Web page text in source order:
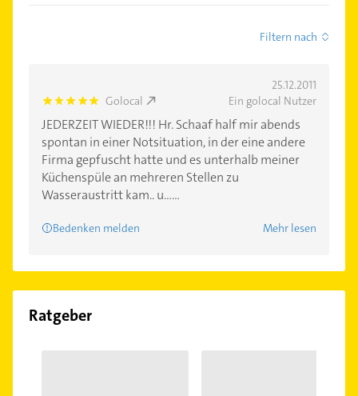
Filtern nach
25.12.2011
5.0 Golocal Ein golocal Nutzer
JEDERZEIT WIEDER!!! Hr. Schaaf half mir abends
spontan in einer Notsituation, in der eine andere
Firma gepfuscht hatte und es unterhalb meiner
Küchenspüle an mehreren Stellen zu
Wasseraustritt kam.. u......
Bedenken melden Mehr lesen
Ratgeber